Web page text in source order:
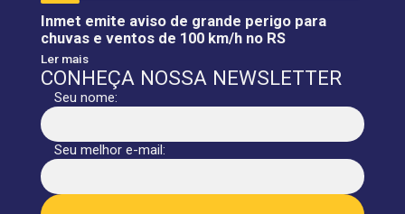
Inmet emite aviso de grande perigo para
chuvas e ventos de 100 km/h no RS
Ler mais
CONHEÇA NOSSA NEWSLETTER
Seu nome:
Seu melhor e-mail: